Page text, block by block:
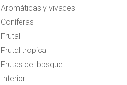
Aromáticas y vivaces
Coníferas
Frutal
Frutal tropical
Frutas del bosque
Interior